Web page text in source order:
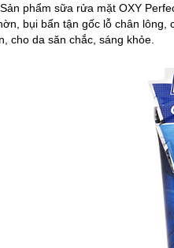
phẩm sữa rửa mặt OXY
bụi bẩn tận gốc lỗ chân
cho da săn chắc, sáng khỏe.